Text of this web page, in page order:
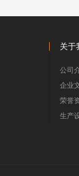
关于
公司
企业
荣誉
生产